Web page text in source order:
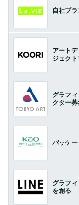
自社ブ
アート
ジェク
グラフ
クター募
パッケ
グラフ
を創る